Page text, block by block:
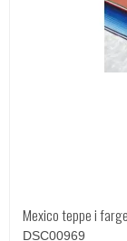
Mexico teppe i
DSC00969